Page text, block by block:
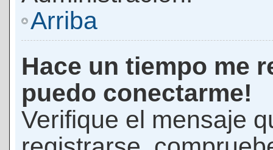
Arriba
Hace un tiempo me
puedo conectarme!
Verifique el mensaje